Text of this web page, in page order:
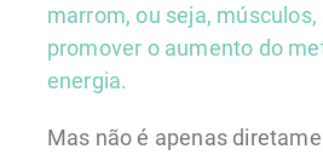
marrom, ou seja, músculos,
promover o aumento do
energia.
Mas não é apenas